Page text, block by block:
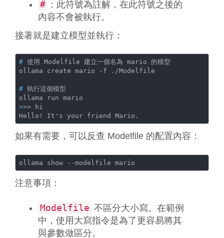
#
：此符號為註解，在此符號之後的
內容不會被執行。
接著就是建立模型並執行：
# 使用 Modelfile 建立一個名為 mario 的模型
# 執行這個模型
>>> hi
Hello! It's your friend Mario.
如果有需要，可以反查 Modelfile 的配置內容：
ollama show --modelfile mario
注意事項：
Modelfile 不區分大小寫。在範例
中，使用大寫指令是為了更容易將其
與參數做區分。